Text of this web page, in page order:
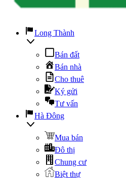
Long Thành
Bán đất
Bán nhà
Cho thuê
Ký gửi
Tư vấn
Hà Đông
Mua bán
Đô thị
Chung cư
Biệt thự